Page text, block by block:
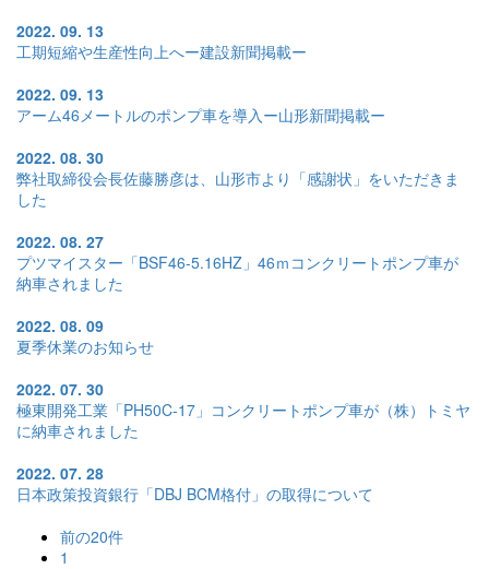
2022. 09. 13
工期短縮や生産性向上へー建設新聞掲載ー
2022. 09. 13
アーム46メートルのポンプ車を導入ー山形新聞掲載ー
2022. 08. 30
弊社取締役会長佐藤勝彦は、山形市より「感謝状」をいただきま
した
2022. 08. 27
プツマイスター「BSF46-5.16HZ」46ｍコンクリートポンプ車が
納車されました
2022. 08. 09
夏季休業のお知らせ
2022. 07. 30
極東開発工業「PH50C-17」コンクリートポンプ車が（株）トミヤ
に納車されました
2022. 07. 28
日本政策投資銀行「DBJ BCM格付」の取得について
前の20件
1